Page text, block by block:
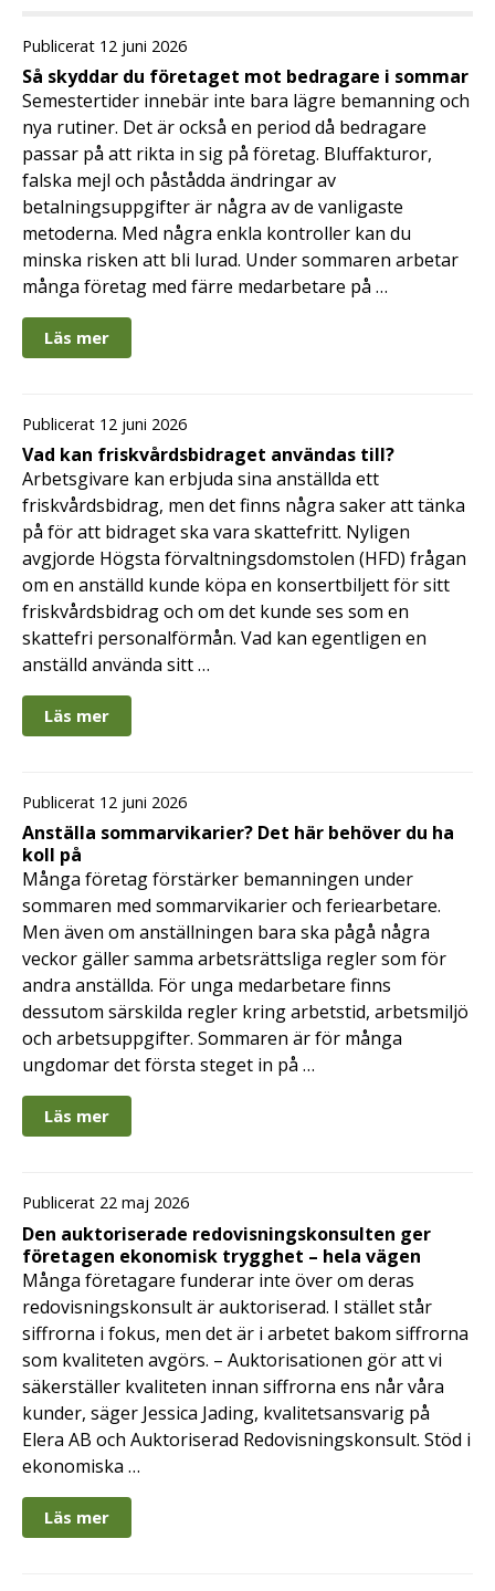
Publicerat 12 juni 2026
Så skyddar du företaget mot bedragare i sommar
Semestertider innebär inte bara lägre bemanning och
nya rutiner. Det är också en period då bedragare
passar på att rikta in sig på företag. Bluffakturor,
falska mejl och påstådda ändringar av
betalningsuppgifter är några av de vanligaste
metoderna. Med några enkla kontroller kan du
minska risken att bli lurad. Under sommaren arbetar
många företag med färre medarbetare på …
Läs mer
Publicerat 12 juni 2026
Vad kan friskvårdsbidraget användas till?
Arbetsgivare kan erbjuda sina anställda ett
friskvårdsbidrag, men det finns några saker att tänka
på för att bidraget ska vara skattefritt. Nyligen
avgjorde Högsta förvaltningsdomstolen (HFD) frågan
om en anställd kunde köpa en konsertbiljett för sitt
friskvårdsbidrag och om det kunde ses som en
skattefri personalförmån. Vad kan egentligen en
anställd använda sitt …
Läs mer
Publicerat 12 juni 2026
Anställa sommarvikarier? Det här behöver du ha
koll på
Många företag förstärker bemanningen under
sommaren med sommarvikarier och feriearbetare.
Men även om anställningen bara ska pågå några
veckor gäller samma arbetsrättsliga regler som för
andra anställda. För unga medarbetare finns
dessutom särskilda regler kring arbetstid, arbetsmiljö
och arbetsuppgifter. Sommaren är för många
ungdomar det första steget in på …
Läs mer
Publicerat 22 maj 2026
Den auktoriserade redovisningskonsulten ger
företagen ekonomisk trygghet – hela vägen
Många företagare funderar inte över om deras
redovisningskonsult är auktoriserad. I stället står
siffrorna i fokus, men det är i arbetet bakom siffrorna
som kvaliteten avgörs. – Auktorisationen gör att vi
säkerställer kvaliteten innan siffrorna ens når våra
kunder, säger Jessica Jading, kvalitetsansvarig på
Elera AB och Auktoriserad Redovisningskonsult. Stöd i
ekonomiska …
Läs mer